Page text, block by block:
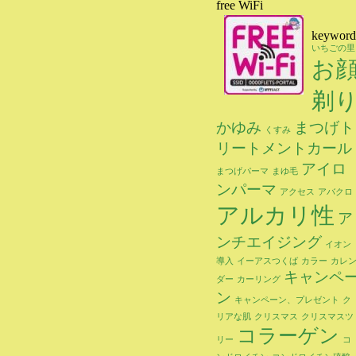
free WiFi
keyword
いちごの里
お
剃り
かゆみ くすみ
まつげト
リートメントカール
まつげパーマ まゆ毛 アイロ
ンパーマ アクセス アバクロ
アルカリ性 ア
ンチエイジング イオン
導入
イーアスつくば カラー カレン
ダー カーリング キャンペ
ン キャンペーン、プレゼント
ク
リアな肌 クリスマス クリスマスツ
リー コラーゲン
コ